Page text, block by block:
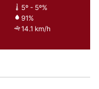
5º - 5º%
91%
14.1 km/h